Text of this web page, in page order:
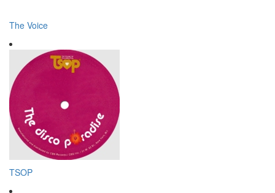
The Voice
TSOP